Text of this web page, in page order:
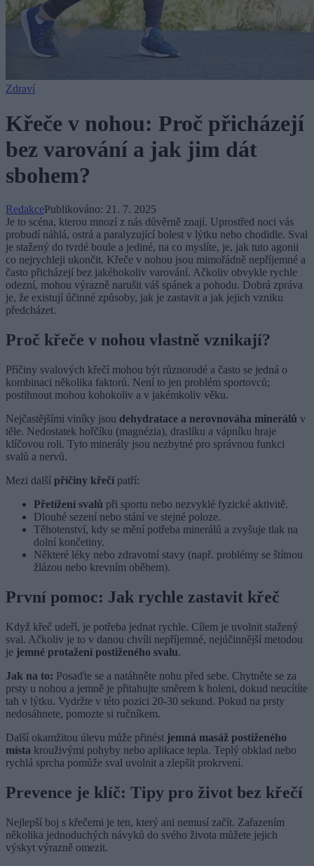
Zdraví
Křeče v nohou: Proč přicházejí
bez varování a jak jim dát
sbohem?
RedakcePublikováno: 21. 7. 2025
Je to scéna, kterou mnozí z nás důvěrně znají. Uprostřed noci vás
probudí náhlá, ostrá a paralyzující bolest v lýtku nebo chodidle. Sval
je stažený do tvrdé boule a jediné, na co myslíte, je, jak tuto agonii
co nejrychleji ukončit. Křeče v nohou jsou mimořádně nepříjemné a
často přicházejí bez jakéhokoliv varování. Ačkoliv obvykle rychle
odezní, mohou výrazně narušit váš spánek a pohodu. Dobrá zpráva
je, že existují účinné způsoby, jak je zastavit a jak jejich vzniku
předcházet.
Proč křeče v nohou vlastně vznikají?
Příčiny svalových křečí mohou být různorodé a často se jedná o
kombinaci několika faktorů. Není to jen problém sportovců;
postihnout mohou kohokoliv a v jakémkoliv věku.
Nejčastějšími viníky jsou dehydratace a nerovnováha minerálů v
těle. Nedostatek hořčíku (magnézia), draslíku a vápníku hraje
klíčovou roli. Tyto minerály jsou nezbytné pro správnou funkci
svalů a nervů.
Mezi další příčiny křečí patří:
Přetížení svalů při sportu nebo nezvyklé fyzické aktivitě.
Dlouhé sezení nebo stání ve stejné poloze.
Těhotenství, kdy se mění potřeba minerálů a zvyšuje tlak na
dolní končetiny.
Některé léky nebo zdravotní stavy (např. problémy se štítnou
žlázou nebo krevním oběhem).
První pomoc: Jak rychle zastavit křeč
Když křeč udeří, je potřeba jednat rychle. Cílem je uvolnit stažený
sval. Ačkoliv je to v danou chvíli nepříjemné, nejúčinnější metodou
je jemné protažení postiženého svalu.
Jak na to: Posaďte se a natáhněte nohu před sebe. Chytněte se za
prsty u nohou a jemně je přitahujte směrem k holeni, dokud neucítíte
tah v lýtku. Vydržte v této pozici 20-30 sekund. Pokud na prsty
nedosáhnete, pomozte si ručníkem.
Další okamžitou úlevu může přinést jemná masáž postiženého
místa krouživými pohyby nebo aplikace tepla. Teplý obklad nebo
rychlá sprcha pomůže sval uvolnit a zlepšit prokrvení.
Prevence je klíč: Tipy pro život bez křečí
Nejlepší boj s křečemi je ten, který ani nemusí začít. Zařazením
několika jednoduchých návyků do svého života můžete jejich
výskyt výrazně omezit.